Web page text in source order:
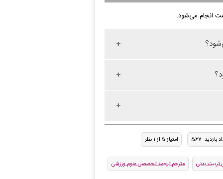
انجام می‌شود.
بازدید: 567 امتیاز 5 از 1 نظر
بدنی مترجم ترجمه تخصصی علوم ورزشی